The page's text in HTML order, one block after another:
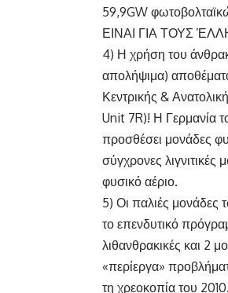
59,9GW
ΕΙΝΑΙ ΓΙΑ ΤΟΥΣ
4) Η χρήση του
απολήψιμα)
Κεντρικής &
Unit 7R)! Η Γερμανία
προσθέσει μονάδες
σύγχρονες
φυσικό αέριο.
5) Οι παλιές μονάδες
το επενδυτικό
λιθανθρακικές και 2
«περίεργα»
τη χρεοκοπία του